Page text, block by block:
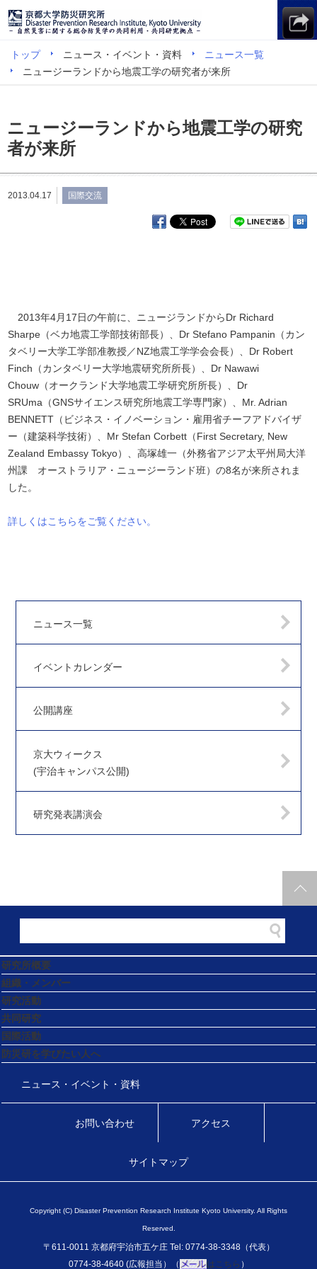
トップ ニュース・イベント・資料
ニュース一覧
ニュージーランドから地震工学の研究者が来所
ニュージーランドから地震工学の研究
者が来所
2013.04.17 国際交流
2013年4月17日の午前に、ニュージランドからDr Richard
Sharpe（ベカ地震工学部技術部長）、Dr Stefano Pampanin（カン
タベリー大学工学部准教授／NZ地震工学学会会長）、Dr Robert
Finch（カンタベリー大学地震研究所所長）、Dr Nawawi
Chouw（オークランド大学地震工学研究所所長）、Dr
SRUma（GNSサイエンス研究所地震工学専門家）、Mr. Adrian
BENNETT（ビジネス・イノベーション・雇用省チーフアドバイザ
ー（建築科学技術）、Mr Stefan Corbett（First Secretary, New
Zealand Embassy Tokyo）、高塚雄一（外務省アジア太平州局大洋
州課 オーストラリア・ニュージーランド班）の8名が来所されま
した。
詳しくはこちらをご覧ください。
ニュース一覧
イベントカレンダー
公開講座
京大ウィークス
(宇治キャンパス公開)
研究発表講演会
研究所概要
組織・メンバー
研究活動
共同研究
国際活動
防災研を学びたい人へ
ニュース・イベント・資料
お問い合わせ アクセス
サイトマップ
Copyright (C) Disaster Prevention Research Institute Kyoto University. All Rights
Reserved.
〒611-0011 京都府宇治市五ケ庄 Tel: 0774-38-3348（代表）
0774-38-4640 (広報担当）（
はこちら ）